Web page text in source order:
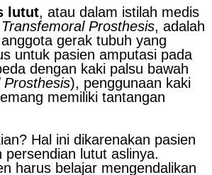
lutut, atau dalam istilah medis
Transfemoral Prosthesis, adalah
gerak tubuh yang
untuk pasien amputasi pada
dengan kaki palsu bawah
Prosthesis), penggunaan kaki
memiliki tantangan
Hal ini dikarenakan pasien
persendian lutut aslinya.
harus belajar mengendalikan